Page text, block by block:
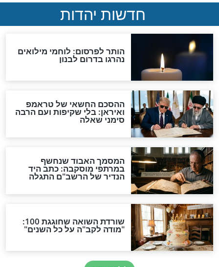
שמבקש להבין
המילים "שמע
מנת להינצל
אל תפספסו: זה המזמור
שיפתח לכם שערי שמיים
לתפילה: המנהג
ליהודים שלא
מעולם להתפלל
בשפע